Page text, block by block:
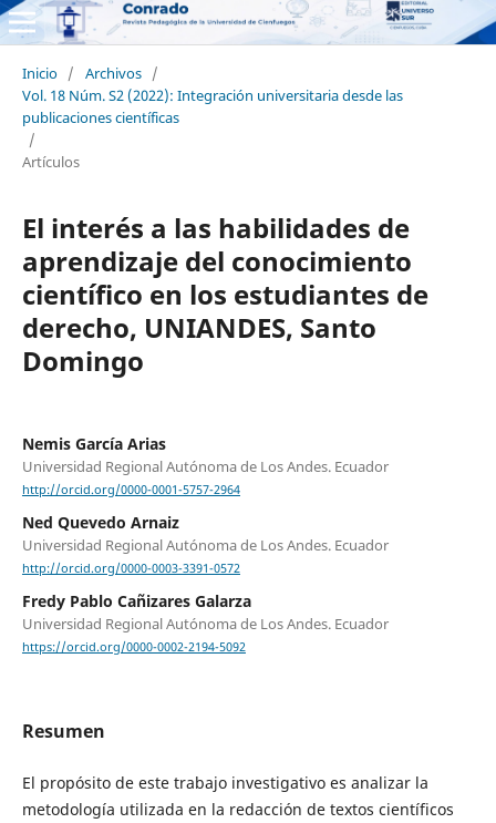
Inicio / Archivos /
Vol. 18 Núm. S2 (2022): Integración universitaria desde las
publicaciones científicas
/
Artículos
El interés a las habilidades de
aprendizaje del conocimiento
científico en los estudiantes de
derecho, UNIANDES, Santo
Domingo
Nemis García Arias
Universidad Regional Autónoma de Los Andes. Ecuador
http://orcid.org/0000-0001-5757-2964
Ned Quevedo Arnaiz
Universidad Regional Autónoma de Los Andes. Ecuador
http://orcid.org/0000-0003-3391-0572
Fredy Pablo Cañizares Galarza
Universidad Regional Autónoma de Los Andes. Ecuador
https://orcid.org/0000-0002-2194-5092
Resumen
El propósito de este trabajo investigativo es analizar la
metodología utilizada en la redacción de textos científicos